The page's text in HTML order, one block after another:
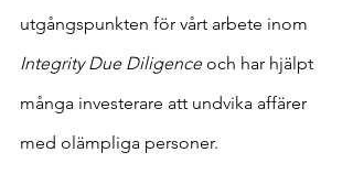
utgångspunkten för vårt arbete inom
Integrity Due Diligence och har hjälpt
många investerare att undvika affärer
med olämpliga personer.